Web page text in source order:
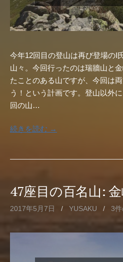
今年12回目の登山は再び登場のI
山々。今回行ったのは瑞牆山と
たことのある山ですが、今回は
う！という計画です。登山以外
回の山…
続きを読む →
47座目の百名山:
2017年5月7日 / YUSAKU / 3件